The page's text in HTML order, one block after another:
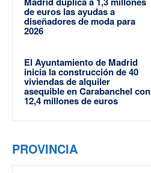
de euros las ayudas a
diseñadores de moda para
2026
El Ayuntamiento de Madrid
inicia la construcción de 40
viviendas de alquiler
asequible en Carabanchel con
12,4 millones de euros
PROVINCIA